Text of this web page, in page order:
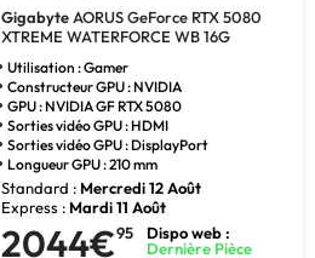
GigabyteAORUS GeForce RTX 5080
XTREME WATERFORCE WB 16G
Utilisation : Gamer
Constructeur GPU : NVIDIA
GPU : NVIDIA GF RTX 5080
Sorties vidéo GPU : HDMI
Sorties vidéo GPU : DisplayPort
Longueur GPU : 210 mm
Standard : Mercredi 12 Août
Express : Mardi 11 Août
2044€95
Dispo web :
Dernière Pièce